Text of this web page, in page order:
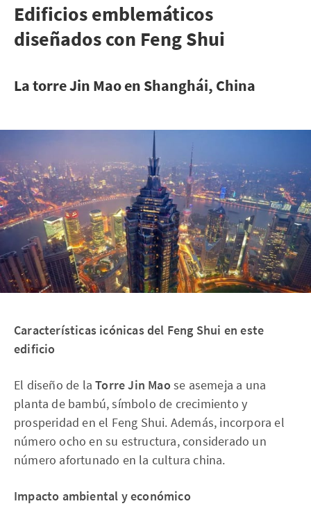
Edificios emblemáticos
diseñados con Feng Shui
La torre Jin Mao en Shanghái, China
Características icónicas del Feng Shui en este
edificio
El diseño de laTorre Jin Mao se asemeja a una
planta de bambú, símbolo de crecimiento y
prosperidad en el Feng Shui. Además, incorpora el
número ocho en su estructura, considerado un
número afortunado en la cultura china.
Impacto ambiental y económico